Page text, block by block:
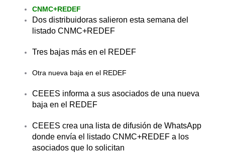
CNMC+REDEF
Dos distribuidoras salieron esta semana del
listado CNMC+REDEF
Tres bajas más en el REDEF
Otra nueva baja en el REDEF
CEEES informa a sus asociados de una nueva
baja en el REDEF
CEEES crea una lista de difusión de WhatsApp
donde envía el listado CNMC+REDEF a los
asociados que lo solicitan